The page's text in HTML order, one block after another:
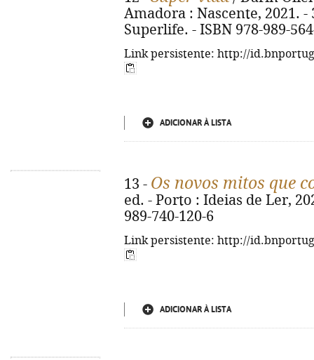
Amadora : Nascente, 2021.
Superlife. - ISBN 978-989-
Link persistente: http://
ADICIONAR À LISTA
13 - Os novos mitos que
ed. - Porto : Ideias de Ler,
989-740-120-6
Link persistente: http://
ADICIONAR À LISTA